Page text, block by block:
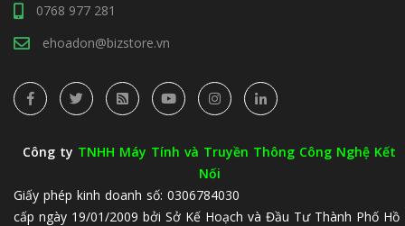
0768 977 281
ehoadon@bizstore.vn
Công ty TNHH Máy Tính và Truyền Thông Công Nghệ Kết
Nối
Giấy phép kinh doanh số: 0306784030
cấp ngày 19/01/2009 bởi Sở Kế Hoạch và Đầu Tư Thành Phố Hồ